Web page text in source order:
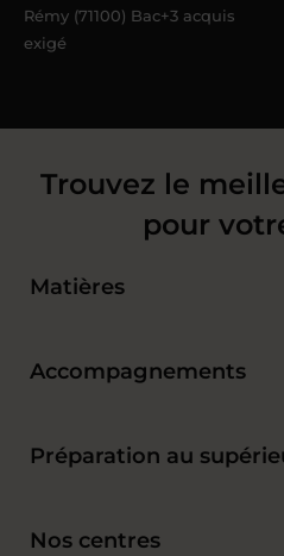
Rémy (71100) Bac+3 acquis
exigé
Trouvez le
pour
Matières
Accompagnements
Préparation au
Nos centres